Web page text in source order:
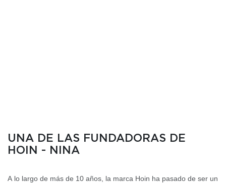
UNA DE LAS FUNDADORAS DE
HOIN - NINA
A lo largo de más de 10 años, la marca Hoin ha pasado de ser un